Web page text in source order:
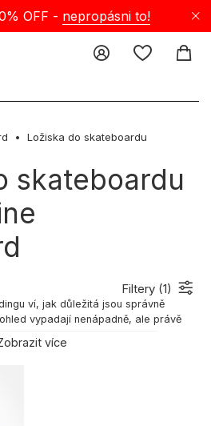
OFF - nepropásni to!
Ložiska do skateboardu
skateboardu
Filtery (1)
ví, jak důležitá jsou správně
vypadají nenápadně, ale právě
při tricích. Dobrá ložiska
nebo Andalé.
proč jsou tak důležitá?
více